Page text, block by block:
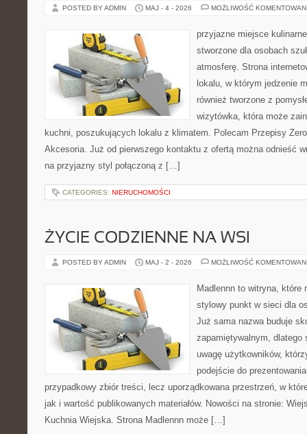
POSTED BY ADMIN MAJ - 4 - 2026 MOŻLIWOŚĆ
przyjazne miejsce
stworzone dla osobach
atmosferę. Strona
lokalu, w którym jedzenie
również tworzone z
wizytówka, która może
kuchni, poszukujących lokalu z klimatem. Polecam Przepisy
Akcesoria. Już od pierwszego kontaktu z ofertą można odnieść
na przyjazny styl połączoną z […]
CATEGORIES: NIERUCHOMOŚCI
ŻYCIE CODZIENNE NA WSI
POSTED BY ADMIN MAJ - 2 - 2026 MOŻLIWOŚĆ
Madlennn to witryna, które
stylowy punkt w sieci dla
Już sama nazwa buduje
zapamiętywalnym, dlatego
uwagę użytkowników,
podejście do
przypadkowy zbiór treści, lecz uporządkowana przestrzeń, w
jak i wartość publikowanych materiałów. Nowości na stronie:
Kuchnia Wiejska. Strona Madlennn może […]